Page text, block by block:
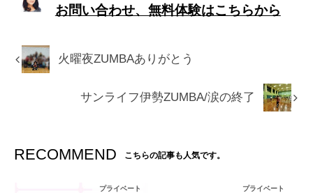
お問い合わせ、無料体験はこちらから
火曜夜ZUMBAありがとう
サンライフ伊勢ZUMBA/涙の終了
RECOMMEND こちらの記事も人気です。
プライベート プライベート